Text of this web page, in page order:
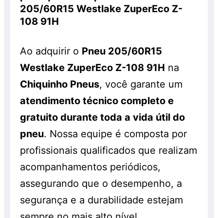
serão cobrados à parte. Os pneus
também são vendidos separadamente e
normal, sem o desconto. Promoção válida
enquanto durarem os estoques. Consulte!
205/60R15 Westlake ZuperEco Z-
108 91H
Ao adquirir o Pneu 205/60R15
Westlake ZuperEco Z-108 91H na
Chiquinho Pneus, você garante um
atendimento técnico completo e
gratuito durante toda a vida útil do
pneu. Nossa equipe é composta por
profissionais qualificados que realizam
acompanhamentos periódicos,
assegurando que o desempenho, a
segurança e a durabilidade estejam